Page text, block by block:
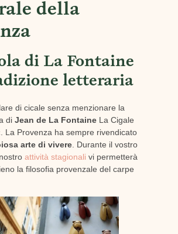
della
di La Fontaine
letteraria
di cicale senza menzionare la
di Jean de La FontaineLa Cigale
La Provenza ha sempre rivendicato
arte di vivere. Durante il vostro
attività stagionali vi permetterà
la filosofia provenzale del carpe